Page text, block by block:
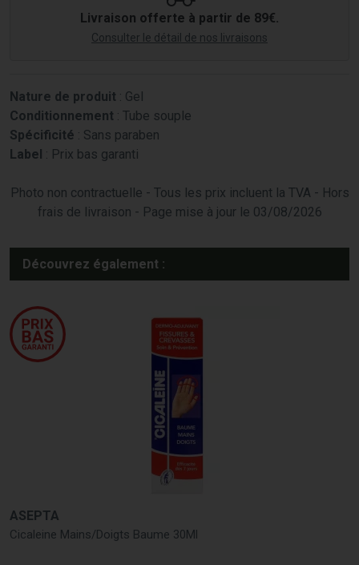
Livraison offerte à partir de 89€.
Consulter le détail de nos livraisons
Nature de produit : Gel
Conditionnement : Tube souple
Spécificité : Sans paraben
Label : Prix bas garanti
Photo non contractuelle - Tous les prix incluent la TVA - Hors
frais de livraison - Page mise à jour le 03/08/2026
Découvrez également :
ASEPTA
Cicaleine Mains/Doigts Baume 30Ml